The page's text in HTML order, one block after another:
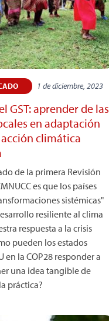
1 de diciembre, 2023
GST: aprender de las
en adaptación
climática
de la primera Revisión
es que los países
sistémicas"
resiliente al clima
respuesta a la crisis
pueden los estados
en la COP28 responder a
una idea tangible de
práctica?